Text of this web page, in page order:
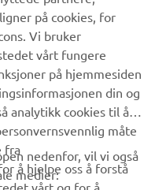
LEGACY
på cookies, for
Vi bruker
vårt fungere
på hjemmesiden
din og
analytikk cookies til å
måte
å hjelpe oss å forstå
vårt og for å
nedenfor, vil vi også
medier: